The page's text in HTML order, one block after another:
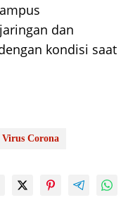
dan
kondisi saat
Virus Corona